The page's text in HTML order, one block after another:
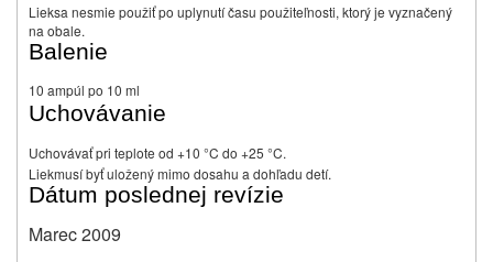
Lieksa nesmie použiť po uplynutí času použiteľnosti, ktorý je vyznačený
na obale.
Balenie
10 ampúl po 10 ml
Uchovávanie
Uchovávať pri teplote od +10 °C do +25 °C.
Liekmusí byť uložený mimo dosahu a dohľadu detí.
Dátum poslednej revízie
Marec 2009